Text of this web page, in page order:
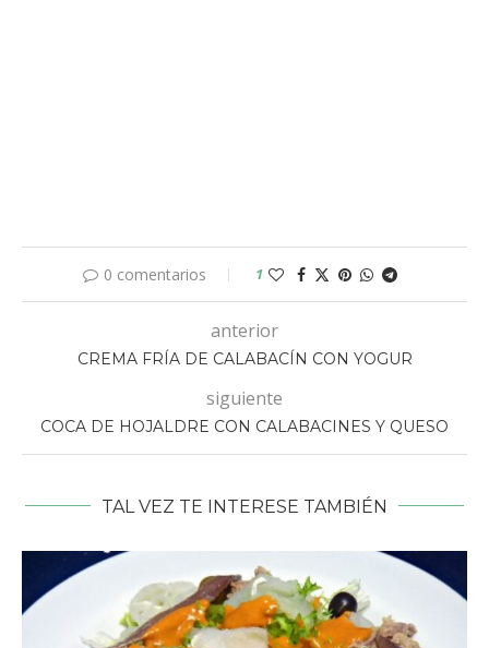
0 comentarios 1
anterior
CREMA FRÍA DE CALABACÍN CON YOGUR
siguiente
COCA DE HOJALDRE CON CALABACINES Y QUESO
TAL VEZ TE INTERESE TAMBIÉN